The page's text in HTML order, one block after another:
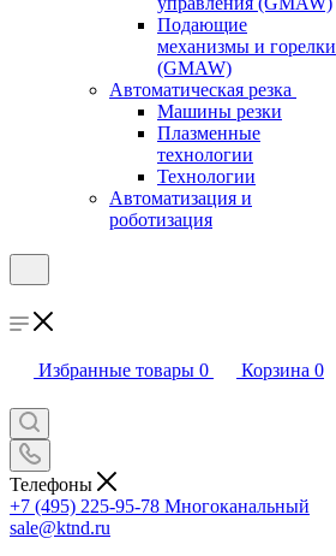
Подающие
механизмы и горелки
(GMAW)
Автоматическая резка
Машины резки
Плазменные
технологии
Технологии
Автоматизация и
роботизация
Избранные товары 0 Корзина 0
Телефоны
+7 (495) 225-95-78 Многоканальный
sale@ktnd.ru